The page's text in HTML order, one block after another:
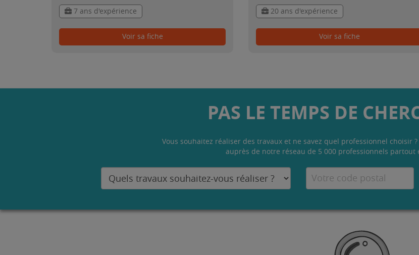
7 ans d'expérience
Voir sa fiche
20 ans d'expérience
Voir sa fiche
PAS LE TEMPS DE
Vous souhaitez réaliser des travaux et ne savez quel professionnel choisir
auprès de notre réseau de 5 000 professionnels partout